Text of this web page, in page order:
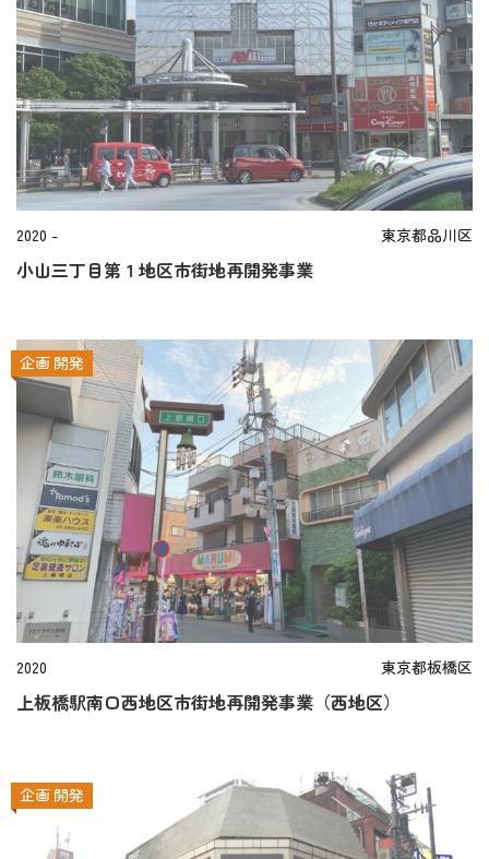
2020 - 東京都品川区
小山三丁目第１地区市街地再開発事業
企画 開発
2020 東京都板橋区
上板橋駅南口西地区市街地再開発事業（西地区）
企画 開発